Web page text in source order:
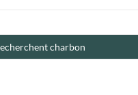
charbon